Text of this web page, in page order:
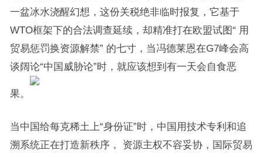
一盆冰水浇醒幻想，这份关税绝非临时报复，它基于
WTO框架下的合法调查延续，却精准打在欧盟试图“ 用
贸易惩罚换资源解禁” 的七寸，当冯德莱恩在G7峰会高
谈阔论“中国威胁论”时，就应该想到有一天会自食恶
果。
当中国给每克稀土上“身份证”时，中国用技术专利和追
溯系统正在打造新秩序， 资源主权不容妥协，国际贸易